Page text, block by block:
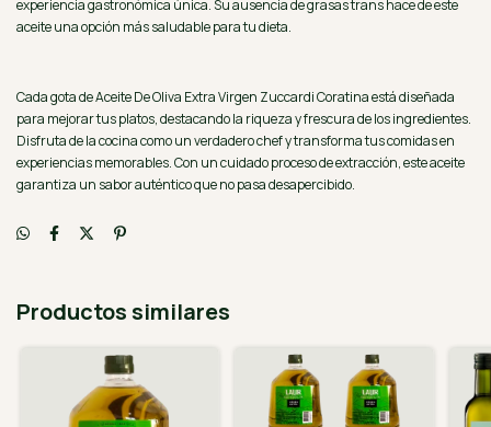
experiencia gastronómica única. Su ausencia de grasas trans hace de este
aceite una opción más saludable para tu dieta.
Cada gota de Aceite De Oliva Extra Virgen Zuccardi Coratina está diseñada
para mejorar tus platos, destacando la riqueza y frescura de los ingredientes.
Disfruta de la cocina como un verdadero chef y transforma tus comidas en
experiencias memorables. Con un cuidado proceso de extracción, este aceite
garantiza un sabor auténtico que no pasa desapercibido.
Productos similares